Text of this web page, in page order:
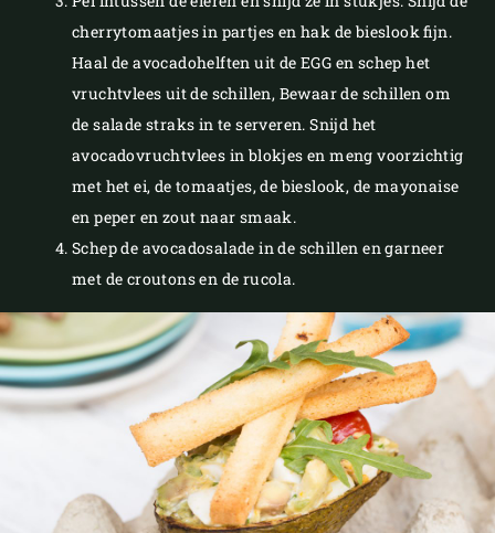
cherrytomaatjes in partjes en hak de bieslook fijn.
Haal de avocadohelften uit de EGG en schep het
vruchtvlees uit de schillen, Bewaar de schillen om
de salade straks in te serveren. Snijd het
avocadovruchtvlees in blokjes en meng voorzichtig
met het ei, de tomaatjes, de bieslook, de mayonaise
en peper en zout naar smaak.
Schep de avocadosalade in de schillen en garneer
met de croutons en de rucola.